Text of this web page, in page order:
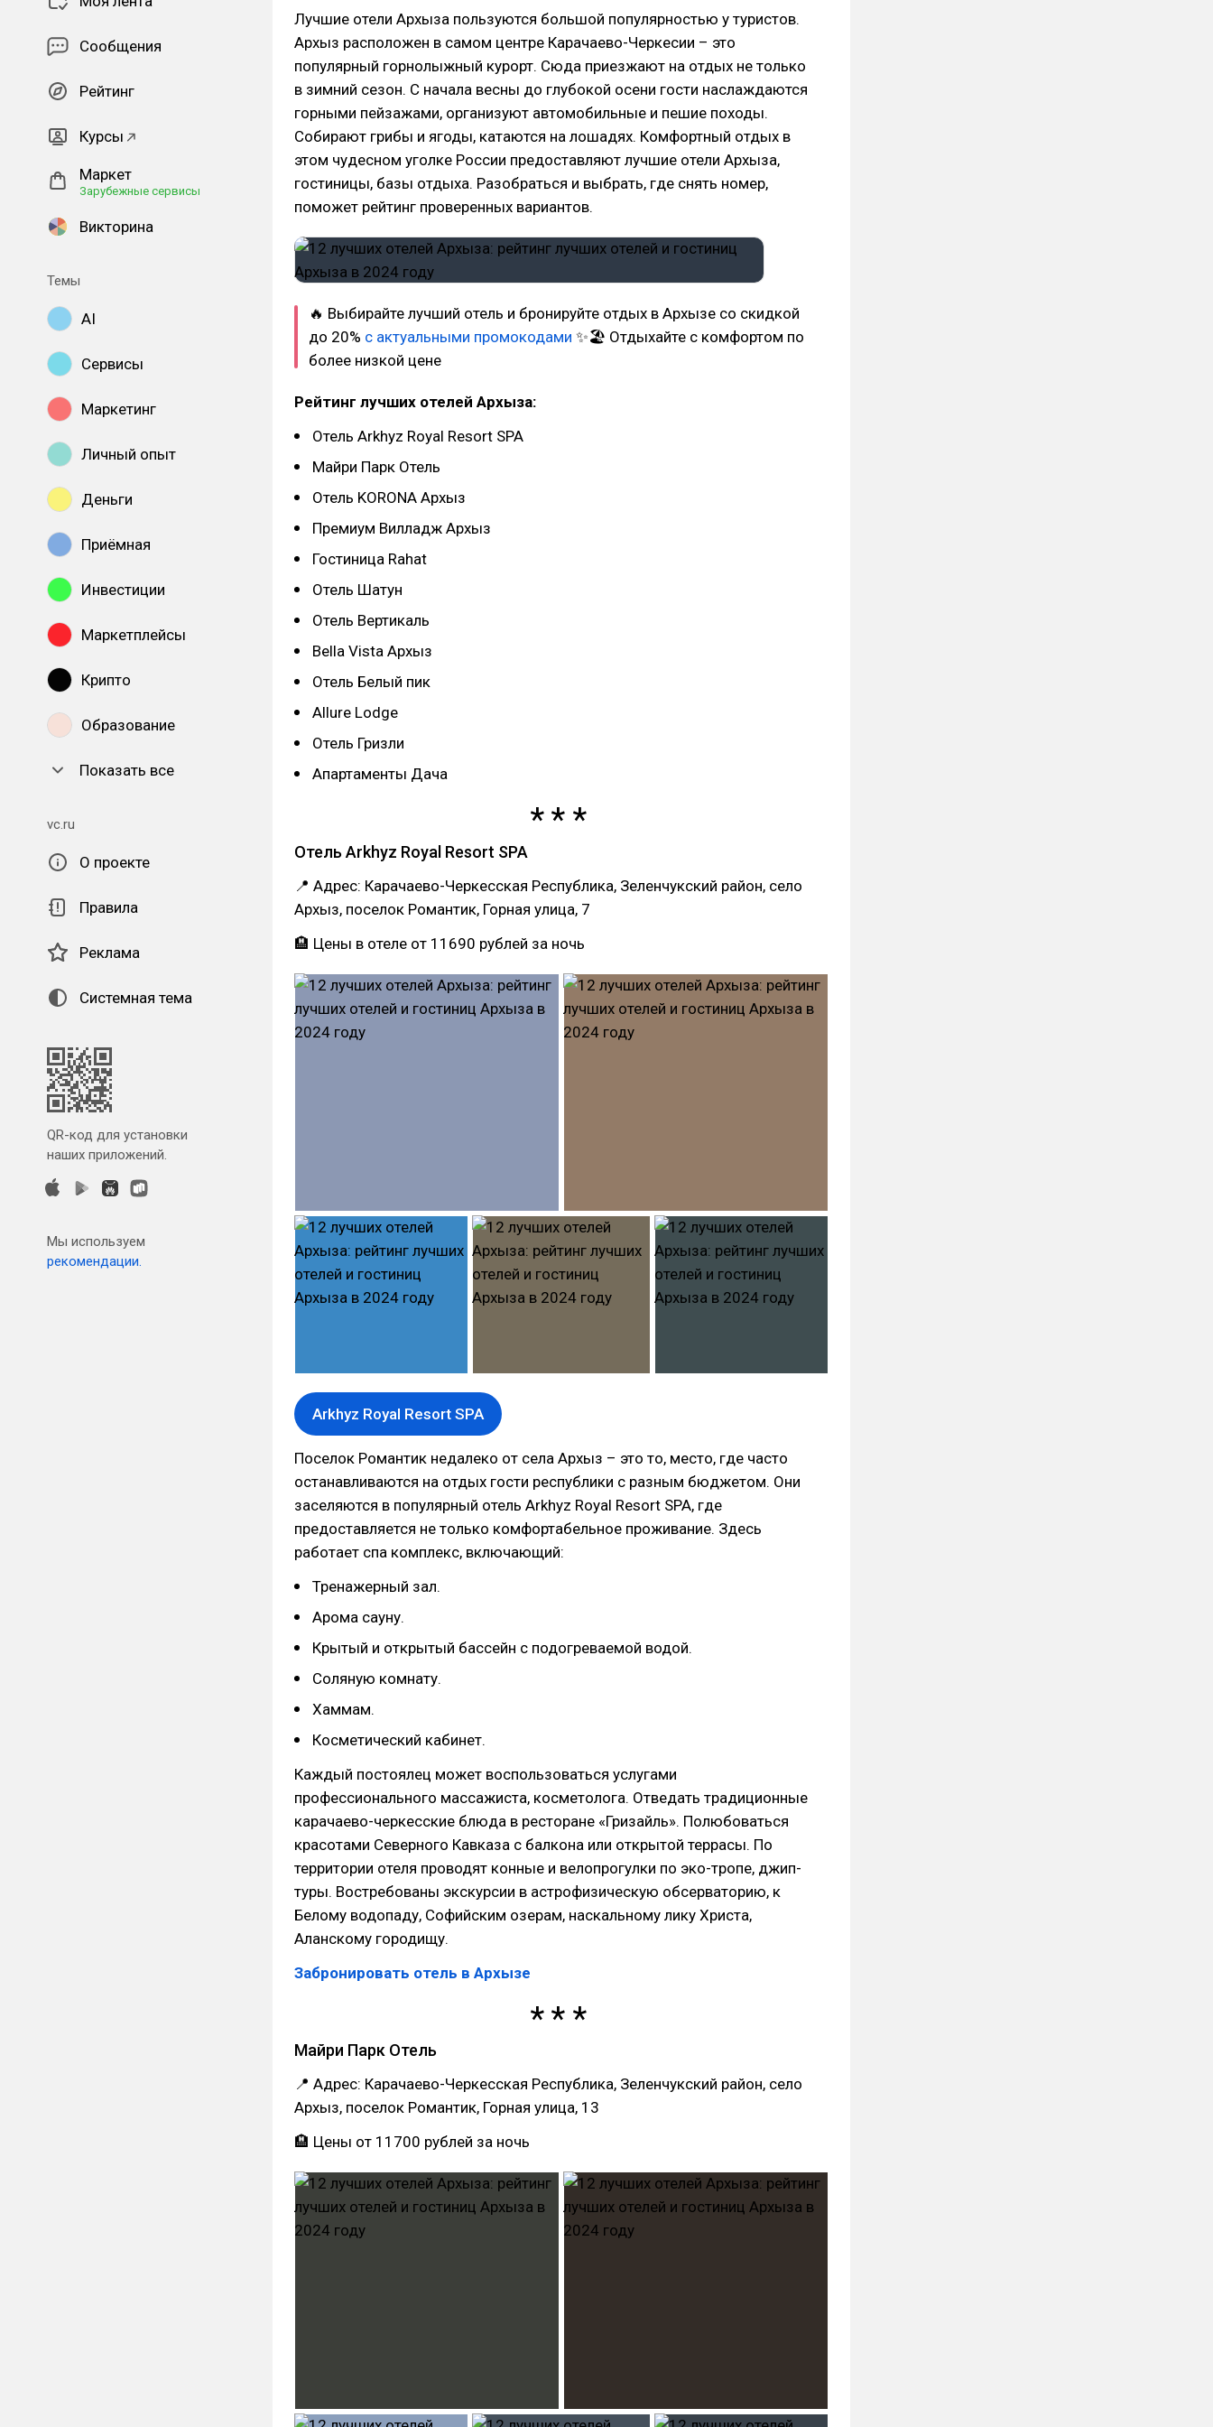
Сообщения
Рейтинг
Курсы
Маркет
Зарубежные сервисы
Викторина
Темы
AI
Сервисы
Маркетинг
Личный опыт
Деньги
Приёмная
Инвестиции
Маркетплейсы
Крипто
Образование
Показать все
vc.ru
О проекте
Правила
Реклама
Системная тема
QR-код для установки
наших приложений.
Мы используем
рекомендации.
Лучшие отели Архыза пользуются большой популярностью у туристов.
Архыз расположен в самом центре Карачаево-Черкесии – это
популярный горнолыжный курорт. Сюда приезжают на отдых не только
в зимний сезон. С начала весны до глубокой осени гости наслаждаются
горными пейзажами, организуют автомобильные и пешие походы.
Собирают грибы и ягоды, катаются на лошадях. Комфортный отдых в
этом чудесном уголке России предоставляют лучшие отели Архыза,
гостиницы, базы отдыха. Разобраться и выбрать, где снять номер,
поможет рейтинг проверенных вариантов.
🔥 Выбирайте лучший отель и бронируйте отдых в Архызе со скидкой
до 20% с актуальными промокодами ✨🏖 Отдыхайте с комфортом по
более низкой цене
Рейтинг лучших отелей Архыза:
Отель Arkhyz Royal Resort SPA
Майри Парк Отель
Отель KORONA Архыз
Премиум Вилладж Архыз
Гостиница Rahat
Отель Шатун
Отель Вертикаль
Bella Vista Архыз
Отель Белый пик
Allure Lodge
Отель Гризли
Апартаменты Дача
Отель Arkhyz Royal Resort SPA
📍 Адрес: Карачаево-Черкесская Республика, Зеленчукский район, село
Архыз, поселок Романтик, Горная улица, 7
🏨 Цены в отеле от 11690 рублей за ночь
Arkhyz Royal Resort SPA
Поселок Романтик недалеко от села Архыз – это то, место, где часто
останавливаются на отдых гости республики с разным бюджетом. Они
заселяются в популярный отель Arkhyz Royal Resort SPA, где
предоставляется не только комфортабельное проживание. Здесь
работает спа комплекс, включающий:
Тренажерный зал.
Арома сауну.
Крытый и открытый бассейн с подогреваемой водой.
Соляную комнату.
Хаммам.
Косметический кабинет.
Каждый постоялец может воспользоваться услугами
профессионального массажиста, косметолога. Отведать традиционные
карачаево-черкесские блюда в ресторане «Гризайль». Полюбоваться
красотами Северного Кавказа с балкона или открытой террасы. По
территории отеля проводят конные и велопрогулки по эко-тропе, джип-
туры. Востребованы экскурсии в астрофизическую обсерваторию, к
Белому водопаду, Софийским озерам, наскальному лику Христа,
Аланскому городищу.
Забронировать отель в Архызе
Майри Парк Отель
📍 Адрес: Карачаево-Черкесская Республика, Зеленчукский район, село
Архыз, поселок Романтик, Горная улица, 13
🏨 Цены от 11700 рублей за ночь